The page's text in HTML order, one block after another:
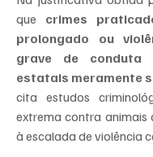
que crimes
prolongado ou
grave de conduta
estatais meramente
cita estudos
extrema contra animais
à escalada de violência